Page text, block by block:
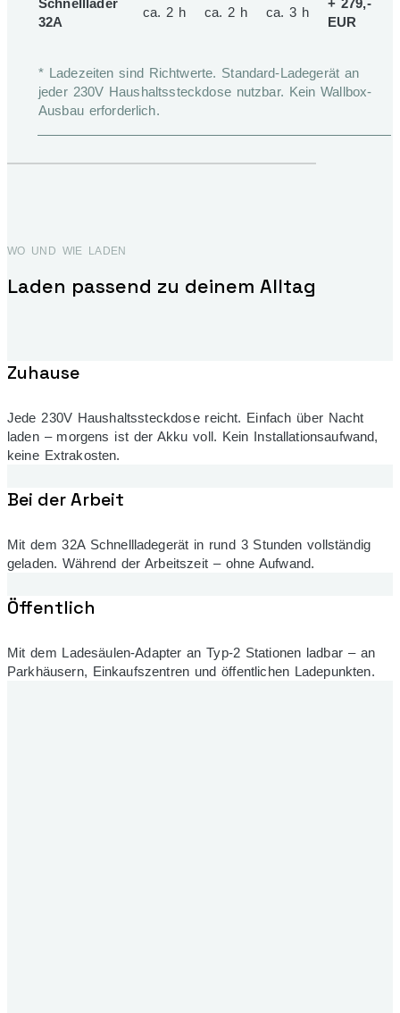
* Ladezeiten sind Richtwerte. Standard-Ladegerät an
jeder 230V Haushaltssteckdose nutzbar. Kein Wallbox-
Ausbau erforderlich.
Schnelllader
32A
ca. 2 h ca. 2 h ca. 3 h
+ 279,-
EUR
WO UND WIE LADEN
Laden passend zu deinem Alltag
Zuhause
Jede 230V Haushaltssteckdose reicht. Einfach über Nacht
laden – morgens ist der Akku voll. Kein Installationsaufwand,
keine Extrakosten.
Bei der Arbeit
Mit dem 32A Schnellladegerät in rund 3 Stunden vollständig
geladen. Während der Arbeitszeit – ohne Aufwand.
Öffentlich
Mit dem Ladesäulen-Adapter an Typ-2 Stationen ladbar – an
Parkhäusern, Einkaufszentren und öffentlichen Ladepunkten.